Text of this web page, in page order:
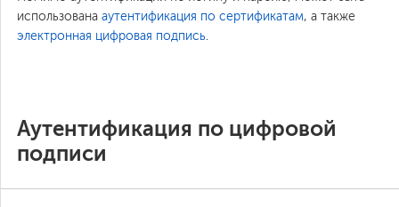
использована аутентификация по сертификатам, а также
электронная цифровая подпись
Аутентификация по цифровой
подписи